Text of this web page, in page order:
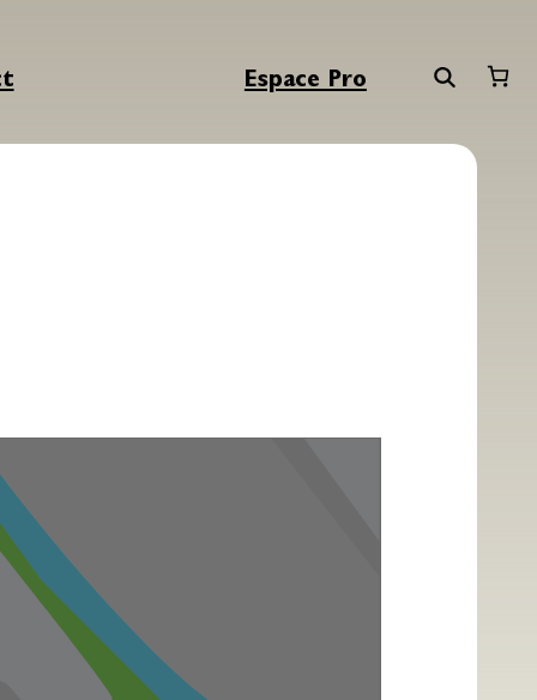
Espace Pro